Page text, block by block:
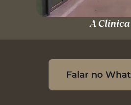
A Clínica
Falar no